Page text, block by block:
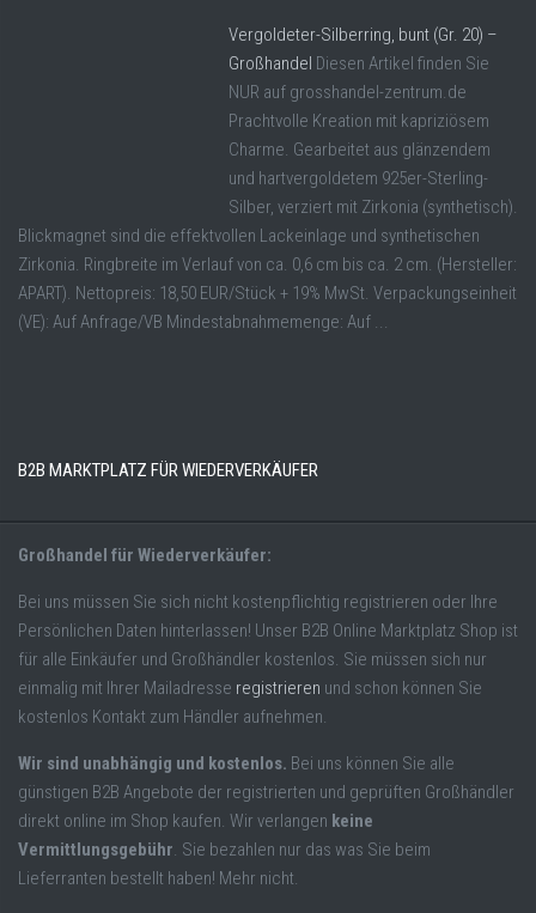
Vergoldeter-Silberring, bunt (Gr. 20) –
Großhandel Diesen Artikel finden Sie
NUR auf grosshandel-zentrum.de
Prachtvolle Kreation mit kapriziösem
Charme. Gearbeitet aus glänzendem
und hartvergoldetem 925er-Sterling-
Silber, verziert mit Zirkonia (synthetisch).
Blickmagnet sind die effektvollen Lackeinlage und synthetischen
Zirkonia. Ringbreite im Verlauf von ca. 0,6 cm bis ca. 2 cm. (Hersteller:
APART). Nettopreis: 18,50 EUR/Stück + 19% MwSt. Verpackungseinheit
(VE): Auf Anfrage/VB Mindestabnahmemenge: Auf ...
B2B MARKTPLATZ FÜR WIEDERVERKÄUFER
Großhandel für Wiederverkäufer:
Bei uns müssen Sie sich nicht kostenpflichtig registrieren oder Ihre
Persönlichen Daten hinterlassen! Unser B2B Online Marktplatz Shop ist
für alle Einkäufer und Großhändler kostenlos. Sie müssen sich nur
einmalig mit Ihrer Mailadresse registrieren und schon können Sie
kostenlos Kontakt zum Händler aufnehmen.
Wir sind unabhängig und kostenlos. Bei uns können Sie alle
günstigen B2B Angebote der registrierten und geprüften Großhändler
direkt online im Shop kaufen. Wir verlangen keine
Vermittlungsgebühr. Sie bezahlen nur das was Sie beim
Lieferranten bestellt haben! Mehr nicht.